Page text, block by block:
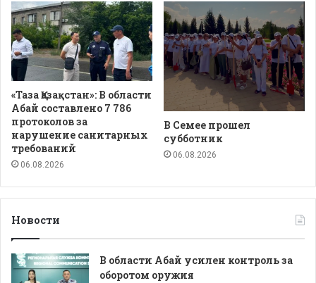
«Таза Қазақстан»: В области
Абай составлено 7 786
протоколов за
нарушение санитарных
требований
06.08.2026
В Семее прошел
субботник
06.08.2026
Новости
В области Абай усилен контроль за
оборотом оружия